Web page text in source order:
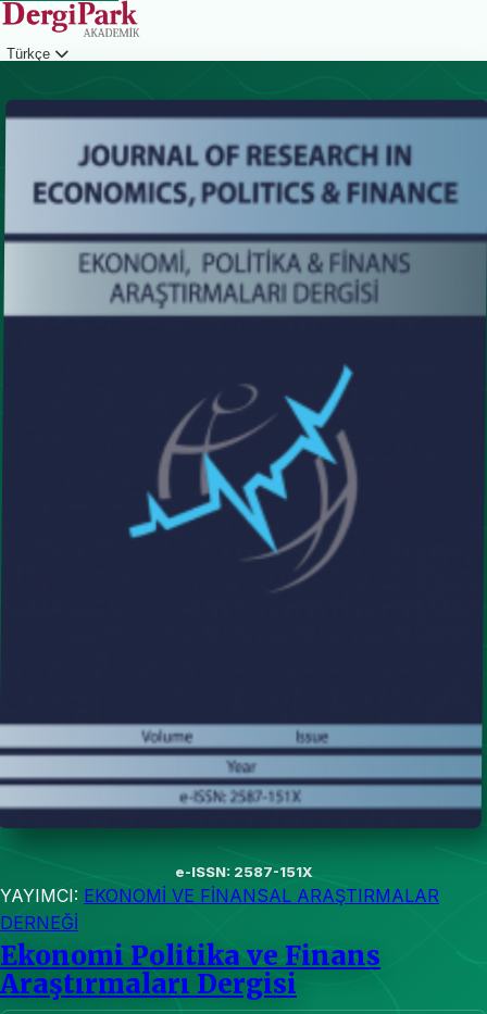
Türkçe
e-ISSN: 2587-151X
YAYIMCI: EKONOMİ VE FİNANSAL ARAŞTIRMALAR
DERNEĞİ
Ekonomi Politika ve Finans
Araştırmaları Dergisi